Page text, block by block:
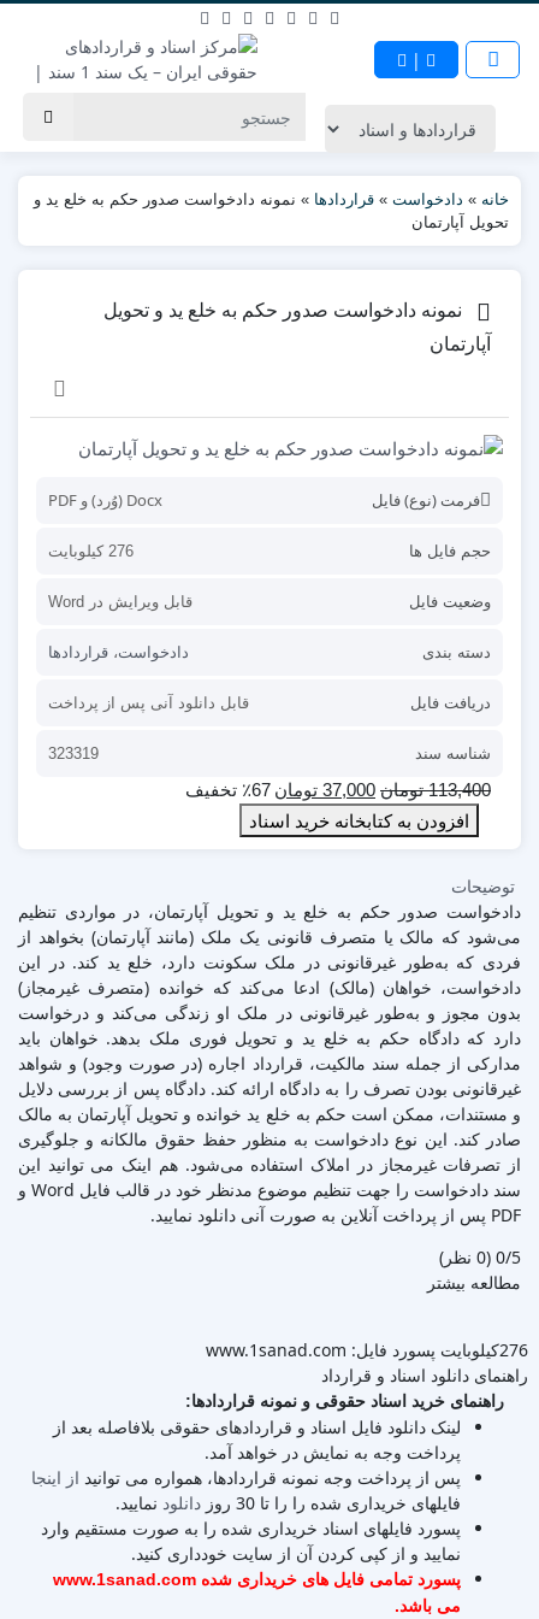
|
خانه » دادخواست » قراردادها » نمونه دادخواست صدور حکم به خلع ید و
تحویل آپارتمان
نمونه دادخواست صدور حکم به خلع ید و تحویل
آپارتمان
فرمت (نوع) فایل Docx (وُرد) و PDF
حجم فایل ها 276 کیلوبایت
وضعیت فایل قابل ویرایش در Word
دسته بندی دادخواست، قراردادها
دریافت فایل قابل دانلود آنی پس از پرداخت
شناسه سند 323319
113,400 تومان 37,000 تومان ٪67 تخفیف
افزودن به کتابخانه خرید اسناد
توضیحات
دادخواست صدور حکم به خلع ید و تحویل آپارتمان، در مواردی تنظیم
می‌شود که مالک یا متصرف قانونی یک ملک (مانند آپارتمان) بخواهد از
فردی که به‌طور غیرقانونی در ملک سکونت دارد، خلع ید کند. در این
دادخواست، خواهان (مالک) ادعا می‌کند که خوانده (متصرف غیرمجاز)
بدون مجوز و به‌طور غیرقانونی در ملک او زندگی می‌کند و درخواست
دارد که دادگاه حکم به خلع ید و تحویل فوری ملک بدهد. خواهان باید
مدارکی از جمله سند مالکیت، قرارداد اجاره (در صورت وجود) و شواهد
غیرقانونی بودن تصرف را به دادگاه ارائه کند. دادگاه پس از بررسی دلایل
و مستندات، ممکن است حکم به خلع ید خوانده و تحویل آپارتمان به مالک
صادر کند. این نوع دادخواست به منظور حفظ حقوق مالکانه و جلوگیری
از تصرفات غیرمجاز در املاک استفاده می‌شود. هم اینک می توانید این
سند دادخواست را جهت تنظیم موضوع مدنظر خود در قالب فایل Word و
PDF پس از پرداخت آنلاین به صورت آنی دانلود نمایید.
‫0/5 ‫(0 نظر)
مطالعه بیشتر
276کیلوبایت
پسورد فایل: www.1sanad.com
راهنمای دانلود اسناد و قرارداد
راهنمای خرید اسناد حقوقی و نمونه قراردادها:
لینک دانلود فایل اسناد و قراردادهای حقوقی بلافاصله بعد از
پرداخت وجه به نمایش در خواهد آمد.
پس از پرداخت وجه نمونه قراردادها، همواره می توانید از اینجا
فایلهای خریداری شده را را تا 30 روز
دانلود نمایید.
پسورد فایلهای اسناد خریداری شده را به صورت مستقیم وارد
نمایید و از کپی کردن آن از سایت خودداری کنید.
پسورد تمامی فایل های خریداری شده www.1sanad.com
می باشد.